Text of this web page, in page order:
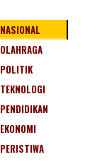
NASIONAL
OLAHRAGA
POLITIK
TEKNOLOGI
PENDIDIKAN
EKONOMI
PERISTIWA